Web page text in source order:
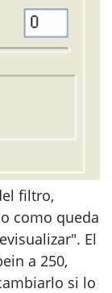
filtro,
como queda
El
a 250,
si lo